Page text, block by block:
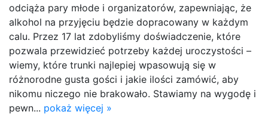
odciąża pary młode i organizatorów, zapewniając, że
alkohol na przyjęciu będzie dopracowany w każdym
calu. Przez 17 lat zdobyliśmy doświadczenie, które
pozwala przewidzieć potrzeby każdej uroczystości –
wiemy, które trunki najlepiej wpasowują się w
różnorodne gusta gości i jakie ilości zamówić, aby
nikomu niczego nie brakowało. Stawiamy na wygodę i
pewn... pokaż więcej »